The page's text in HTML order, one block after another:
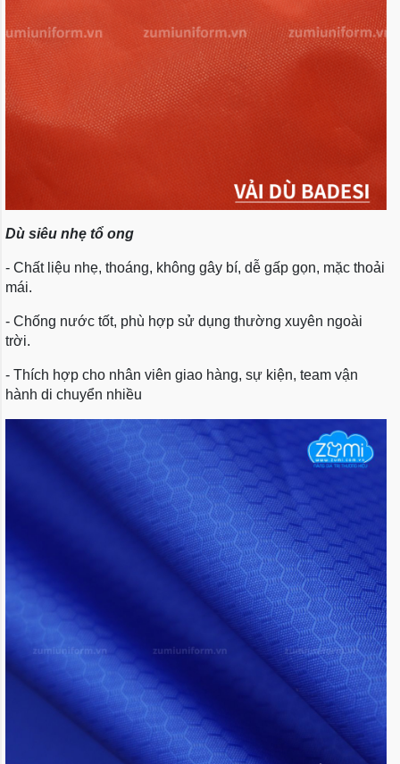
Dù siêu nhẹ tổ ong
- Chất liệu nhẹ, thoáng, không gây bí, dễ gấp gọn, mặc thoải
mái.
- Chống nước tốt, phù hợp sử dụng thường xuyên ngoài
trời.
- Thích hợp cho nhân viên giao hàng, sự kiện, team vận
hành di chuyển nhiều